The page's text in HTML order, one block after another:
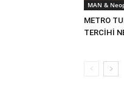
MAN &
METRO
TERCİHİ